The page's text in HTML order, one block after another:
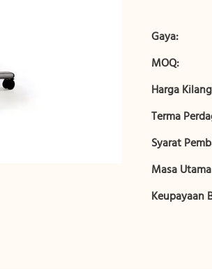
Gaya:
MOQ:
Harga
Terma
Syarat
Masa
Keupayaan